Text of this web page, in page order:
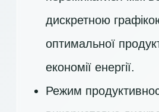
дискретною
оптимальної
економії енергії.
Режим